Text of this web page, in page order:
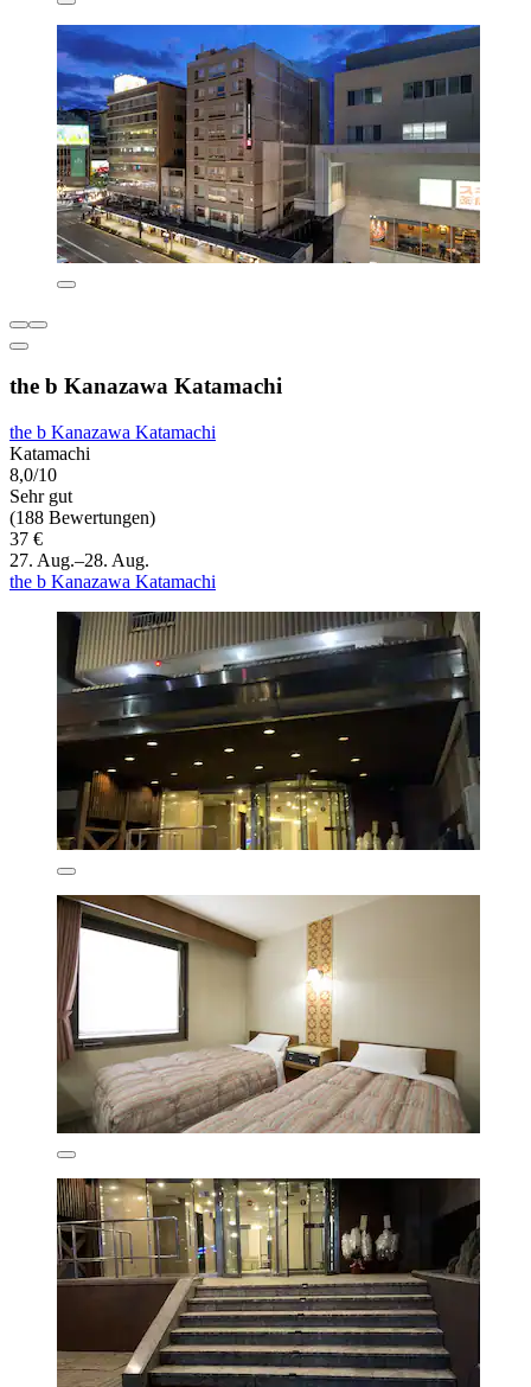
the b Kanazawa Katamachi
the b Kanazawa Katamachi
Katamachi
8,0/10
Sehr gut
(188 Bewertungen)
37 €
27. Aug.–28. Aug.
the b Kanazawa Katamachi